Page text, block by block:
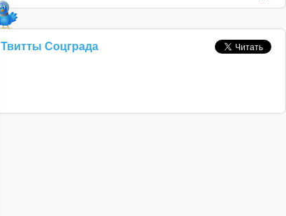
Твитты Соцграда